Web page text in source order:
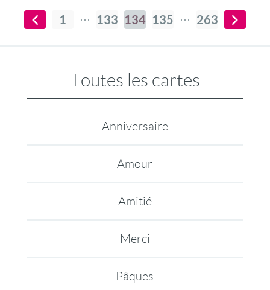
1 133 134 135 263
Toutes les cartes
Anniversaire
Amour
Amitié
Merci
Pâques